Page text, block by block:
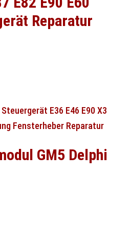
Reparatur
GM5 Delphi